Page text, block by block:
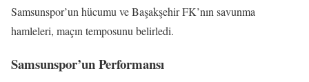
Samsunspor’un hücumu ve Başakşehir FK’nın savunma
hamleleri, maçın temposunu belirledi.
Samsunspor’un Performansı